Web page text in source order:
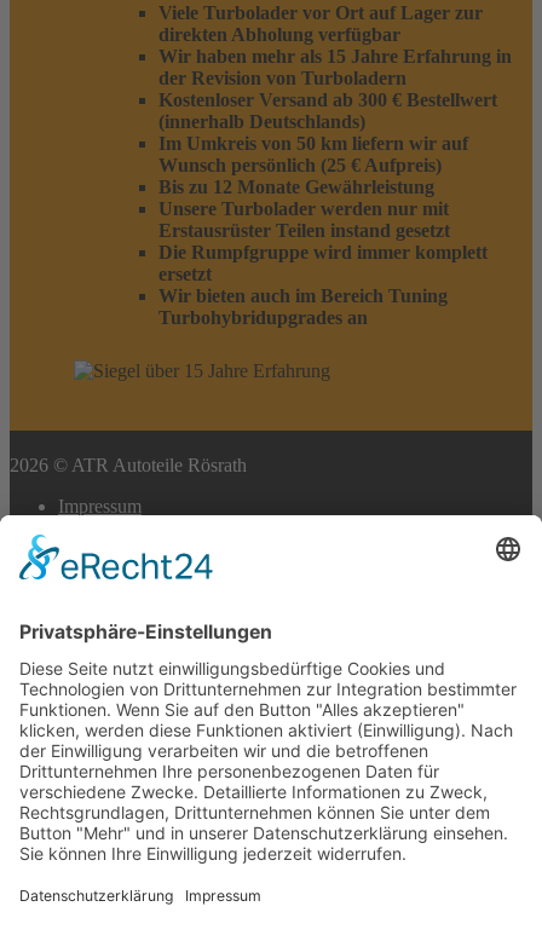
Viele Turbolader vor Ort auf Lager zur
direkten Abholung verfügbar
Wir haben mehr als 15 Jahre Erfahrung in
der Revision von Turboladern
Kostenloser Versand ab 300 € Bestellwert
(innerhalb Deutschlands)
Im Umkreis von 50 km liefern wir auf
Wunsch persönlich (25 € Aufpreis)
Bis zu 12 Monate Gewährleistung
Unsere Turbolader werden nur mit
Erstausrüster Teilen instand gesetzt
Die Rumpfgruppe wird immer komplett
ersetzt
Wir bieten auch im Bereich Tuning
Turbohybridupgrades an
2026 © ATR Autoteile Rösrath
Impressum
Cookie-Einstellungen
to
top